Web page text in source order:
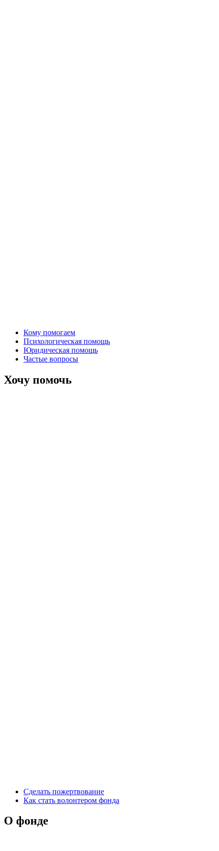
Кому помогаем
Психологическая помощь
Юридическая помощь
Частые вопросы
Хочу помочь
Сделать пожертвование
Как стать волонтером фонда
О фонде